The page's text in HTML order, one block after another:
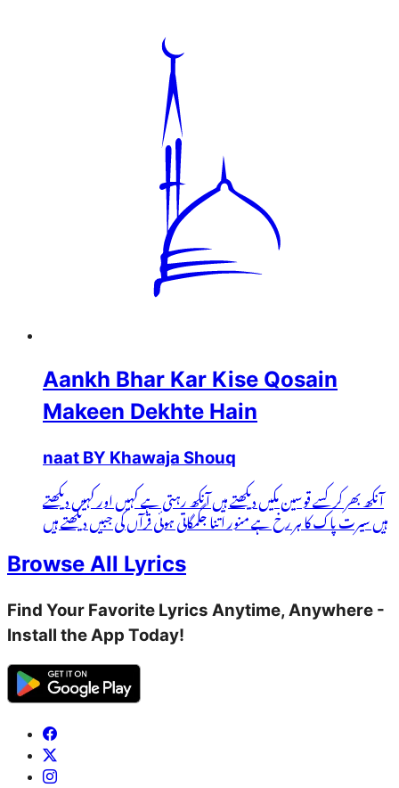
Aankh Bhar Kar Kise Qosain
Makeen Dekhte Hain
naat BY Khawaja Shouq
آنکھ بھر کر کسے قوسین مکیں دیکھتے ہیں آنکھ رہتی ہے کہیں اور کہیں دیکھتے
ہیں سیرت پاک کا ہر رخ ہے منور اتنا جگمگاتی ہوئی قرآں کی جبیں دیکھتے ہیں
Browse All Lyrics
Find Your Favorite Lyrics Anytime, Anywhere -
Install the App Today!